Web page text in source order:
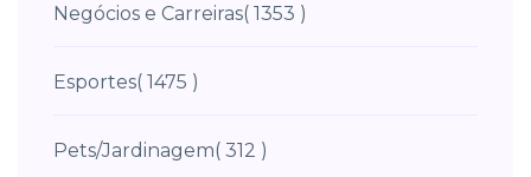
Negócios e Carreiras( 1353 )
Esportes( 1475 )
Pets/Jardinagem( 312 )